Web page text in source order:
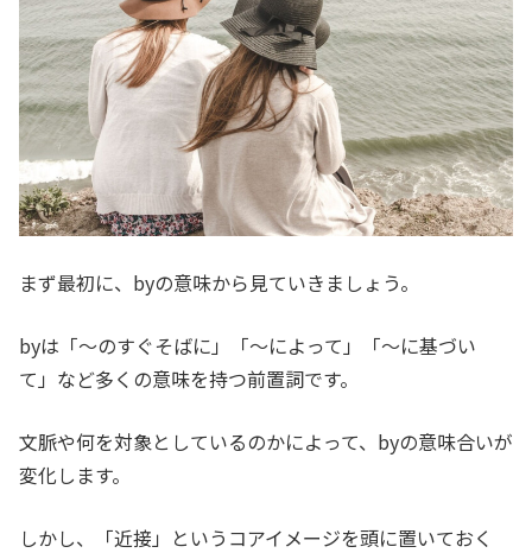
まず最初に、byの意味から見ていきましょう。
byは「～のすぐそばに」「～によって」「～に基づい
て」など多くの意味を持つ前置詞です。
文脈や何を対象としているのかによって、byの意味合いが
変化します。
しかし、「近接」というコアイメージを頭に置いておく